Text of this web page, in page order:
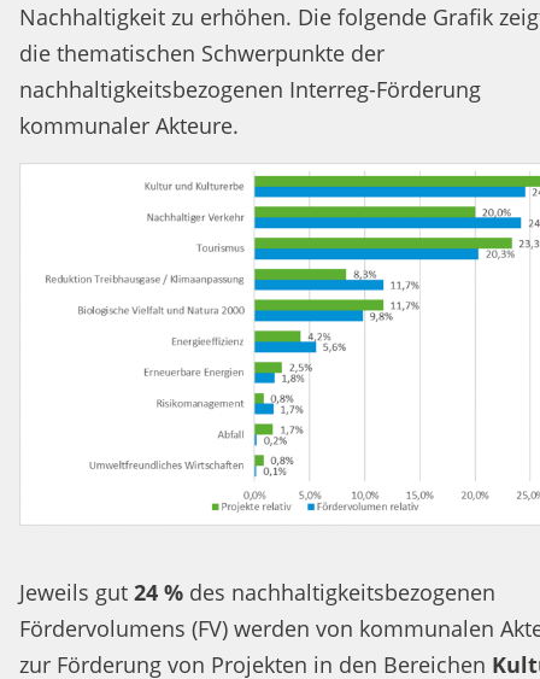
Nachhaltigkeit zu erhöhen. Die folgende Grafik
die thematischen Schwerpunkte der
nachhaltigkeitsbezogenen Interreg-Förderung
kommunaler Akteure.
Jeweils gut 24 % des nachhaltigkeitsbezogenen
Fördervolumens (FV) werden von kommunalen
zur Förderung von Projekten in den Bereichen